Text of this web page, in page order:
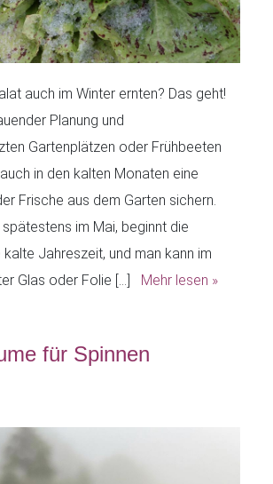
auch im Winter ernten? Das geht!
Planung und
Gartenplätzen oder Frühbeeten
in den kalten Monaten eine
Frische aus dem Garten sichern.
im Mai, beginnt die
Jahreszeit, und man kann im
Glas oder Folie […] Mehr lesen »
für Spinnen